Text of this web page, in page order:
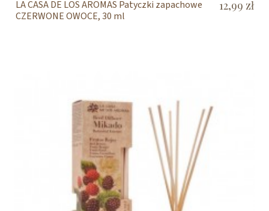
LA CASA DE LOS AROMAS Patyczki zapachowe
CZERWONE OWOCE, 30 ml
12,99 zł